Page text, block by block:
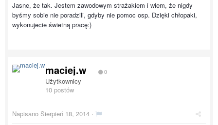
Jasne, że tak. Jestem zawodowym strażakiem i wiem, że nigdy
byśmy sobie nie poradzili, gdyby nie pomoc osp. Dzięki chłopaki,
wykonujecie świetną pracę:)
maciej.w 0
Użytkownicy
10 postów
Napisano Sierpień 18, 2014 ·